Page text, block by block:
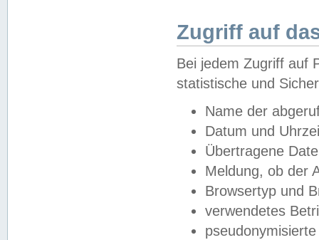
Zugriff auf
Bei jedem Zugriff auf
statistische und
Name der
Datum und
Übertragene
Meldung, ob der
Browsertyp und
verwendetes